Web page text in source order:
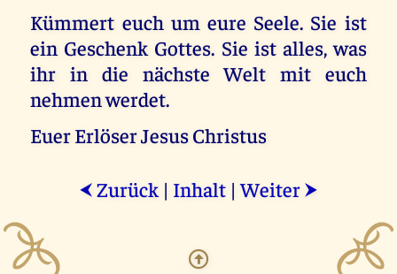
Kümmert euch um eure Seele. Sie ist
ein Geschenk Gottes. Sie ist alles, was
ihr in die nächste Welt mit euch
nehmen werdet.
Euer Erlöser Jesus Christus
⮜ Zurück | Inhalt |Weiter ⮞